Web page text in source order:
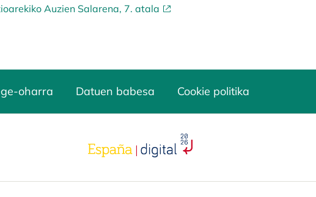
Auzien Salarena, 7. atala
oharra Datuen babesa Cookie politika
opens in a new tab